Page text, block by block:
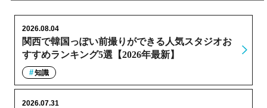
関西で韓国っぽい前撮りができる人気スタジオお
すすめランキング5選【2026年最新】
2026.08.04
知識
2026.07.31